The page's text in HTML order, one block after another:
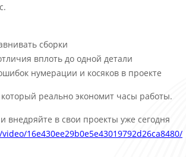
сборки
вплоть до одной детали
нумерации и косяков в проекте
реально экономит часы работы.
внедряйте в свои проекты уже сегодня
16e430ee29b0e5e43019792d26ca8480/